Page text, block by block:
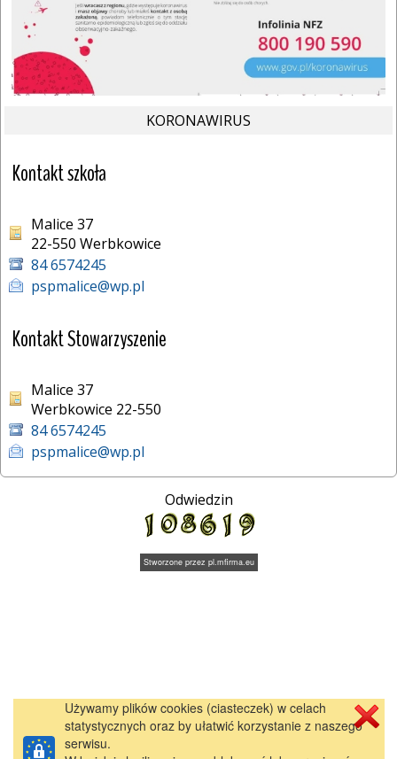
KORONAWIRUS
Kontakt szkoła
Malice 37
22-550 Werbkowice
84 6574245
pspmalice@wp.pl
Kontakt Stowarzyszenie
Malice 37
Werbkowice 22-550
84 6574245
pspmalice@wp.pl
Odwiedzin
Stworzone przez pl.mfirma.eu
Używamy plików cookies (ciasteczek) w celach
statystycznych oraz by ułatwić korzystanie z naszego
serwisu.